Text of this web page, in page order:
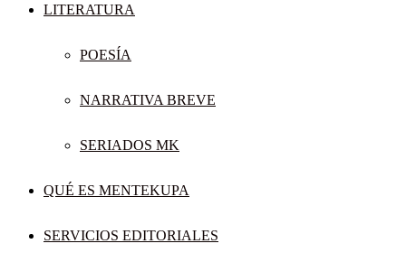
LITERATURA
POESÍA
NARRATIVA BREVE
SERIADOS MK
QUÉ ES MENTEKUPA
SERVICIOS EDITORIALES